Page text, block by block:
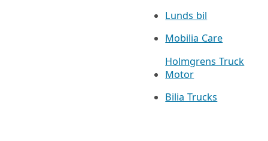
Lunds bil
Mobilia Care
Holmgrens Truck
Motor
Bilia Trucks